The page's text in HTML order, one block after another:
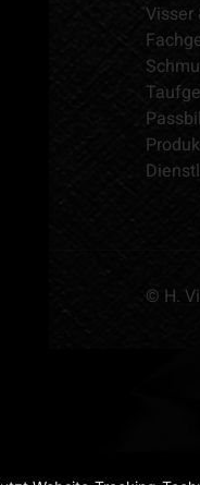
Visser
© H.